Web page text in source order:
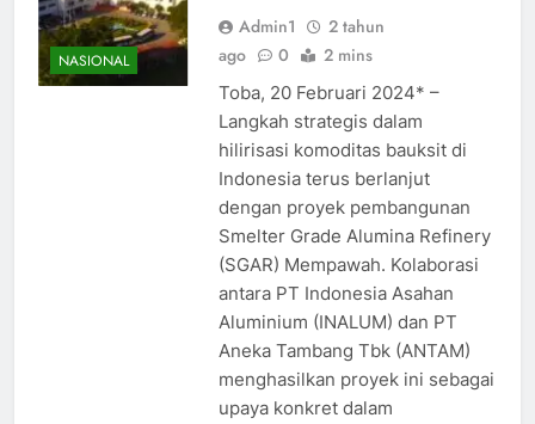
NASIONAL
Admin1
2 tahun
ago
0 2 mins
Toba, 20 Februari 2024* –
Langkah strategis dalam
hilirisasi komoditas bauksit di
Indonesia terus berlanjut
dengan proyek pembangunan
Smelter Grade Alumina Refinery
(SGAR) Mempawah. Kolaborasi
antara PT Indonesia Asahan
Aluminium (INALUM) dan PT
Aneka Tambang Tbk (ANTAM)
menghasilkan proyek ini sebagai
upaya konkret dalam